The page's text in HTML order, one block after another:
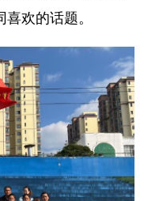
欢的话题。